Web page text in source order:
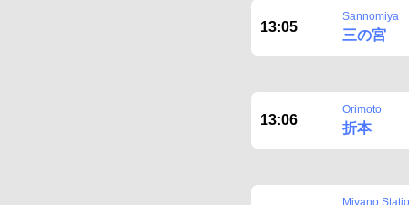
13:05
Sannomiya
三の宮
13:06
Orimoto
折本
Miyano